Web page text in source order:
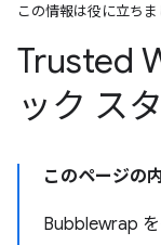
この情報は役に立ちま
Trusted
ック ス
このページの
Bubblewrap